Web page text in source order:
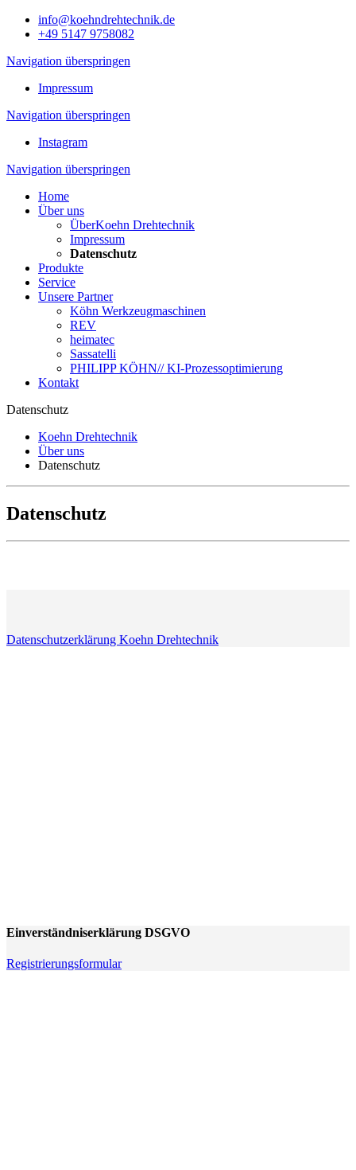
info@koehndrehtechnik.de
+49 5147 9758082
Navigation überspringen
Impressum
Navigation überspringen
Instagram
Navigation überspringen
Home
Über uns
ÜberKoehn Drehtechnik
Impressum
Datenschutz
Produkte
Service
Unsere Partner
Köhn Werkzeugmaschinen
REV
heimatec
Sassatelli
PHILIPP KÖHN// KI-Prozessoptimierung
Kontakt
Datenschutz
Koehn Drehtechnik
Über uns
Datenschutz
Datenschutz
Datenschutzerklärung Koehn Drehtechnik
Einverständniserklärung DSGVO
Registrierungsformular